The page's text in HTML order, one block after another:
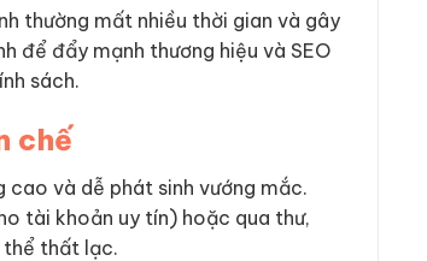
thường mất nhiều thời gian và gây
để đẩy mạnh thương hiệu và SEO
sách.
chế
cao và dễ phát sinh vướng mắc.
tài khoản uy tín) hoặc qua thư,
thể thất lạc.